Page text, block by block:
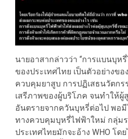
นายอาสากล่าวว่า “การแบนบุห
ของประเทศไทย เป็นตัวอย่างข
ควบคุมยาสูบ การปฏิเสธนวัตก
เสรีภาพของผู้บริโภค จนทำให้ผู้
อันตรายจากควันบุหรี่ต่อไป พอ
ทางควบคุมบุหรี่ไฟฟ้าใหม่ กลุ่ม
ประเทศไทยมักจะอ้าง WHO โ